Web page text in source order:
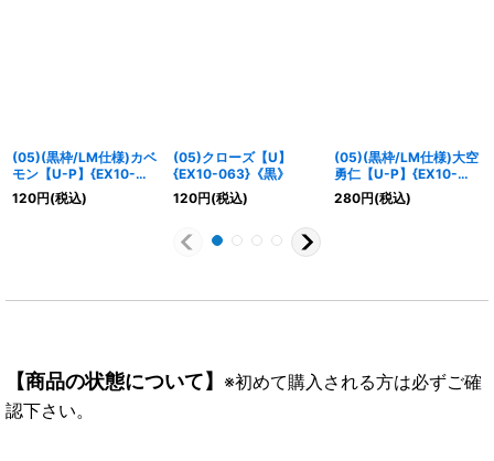
(05)(黒枠/LM仕様)カベ
モン【U-P】{EX10-
024}《黒》
120円(税込)
(05)クローズ【U】
{EX10-063}《黒》
120円(税込)
(05)(黒枠/LM仕様)大空
勇仁【U-P】{EX10-
062}《黒》
280円(税込)
【商品の状態について】 ※初めて購入される方は必ずご確
認下さい。